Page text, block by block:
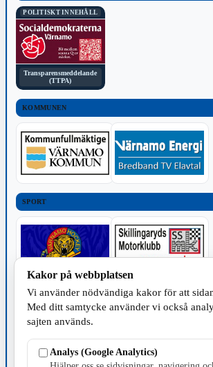
POLITISKT INNEHÅLL
Transparensmeddelande
(TTPA)
KOMMUNEN
SPORT
TILLVERKNING
Kakor på webbplatsen
Vi använder nödvändiga kakor för att
Med ditt samtycke använder vi också
sajten används.
Analys (Google Analytics)